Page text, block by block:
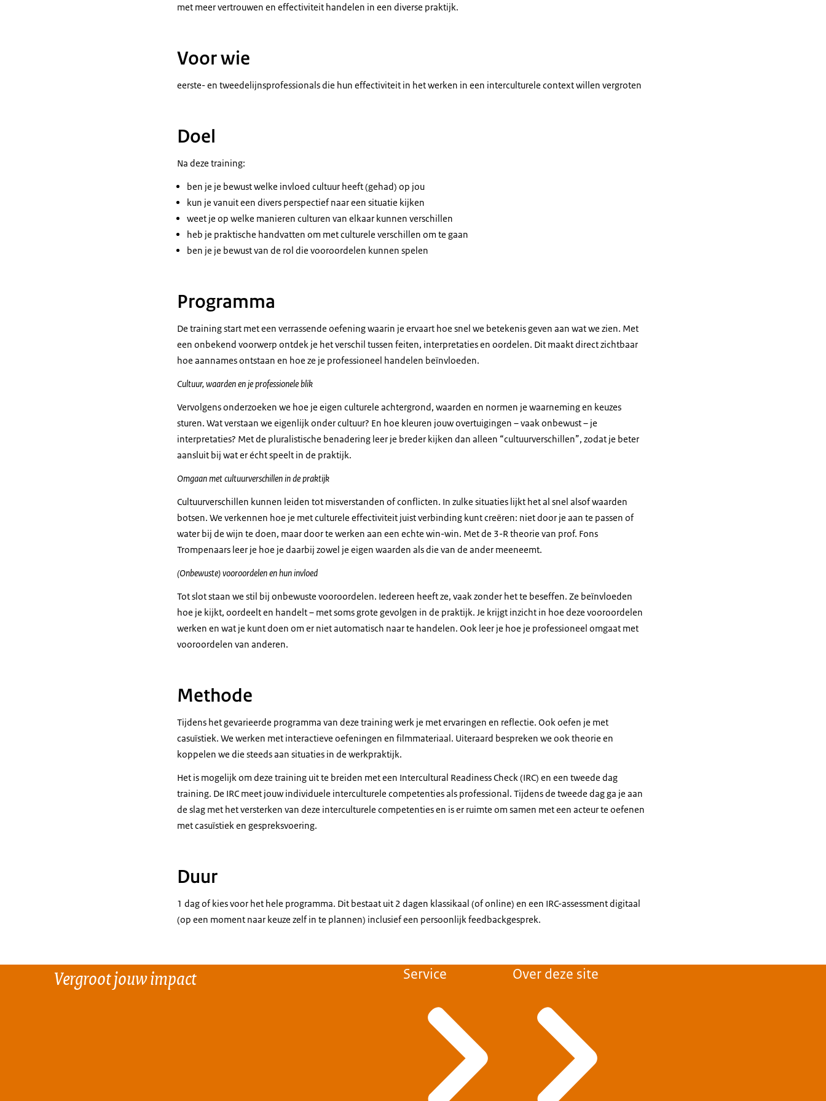
met meer vertrouwen en effectiviteit handelen in een diverse praktijk.
Voor wie
eerste- en tweedelijnsprofessionals die hun effectiviteit in het werken in een interculturele context willen vergroten
Doel
Na deze training:
ben je je bewust welke invloed cultuur heeft (gehad) op jou
kun je vanuit een divers perspectief naar een situatie kijken
weet je op welke manieren culturen van elkaar kunnen verschillen
heb je praktische handvatten om met culturele verschillen om te gaan
ben je je bewust van de rol die vooroordelen kunnen spelen
Programma
De training start met een verrassende oefening waarin je ervaart hoe snel we betekenis geven aan wat we zien. Met
een onbekend voorwerp ontdek je het verschil tussen feiten, interpretaties en oordelen. Dit maakt direct zichtbaar
hoe aannames ontstaan en hoe ze je professioneel handelen beïnvloeden.
Cultuur, waarden en je professionele blik
Vervolgens onderzoeken we hoe je eigen culturele achtergrond, waarden en normen je waarneming en keuzes
sturen. Wat verstaan we eigenlijk onder cultuur? En hoe kleuren jouw overtuigingen – vaak onbewust – je
interpretaties? Met de pluralistische benadering leer je breder kijken dan alleen “cultuurverschillen”, zodat je beter
aansluit bij wat er écht speelt in de praktijk.
Omgaan met cultuurverschillen in de praktijk
Cultuurverschillen kunnen leiden tot misverstanden of conflicten. In zulke situaties lijkt het al snel alsof waarden
botsen. We verkennen hoe je met culturele effectiviteit juist verbinding kunt creëren: niet door je aan te passen of
water bij de wijn te doen, maar door te werken aan een echte win-win. Met de 3-R theorie van prof. Fons
Trompenaars leer je hoe je daarbij zowel je eigen waarden als die van de ander meeneemt.
(Onbewuste) vooroordelen en hun invloed
Tot slot staan we stil bij onbewuste vooroordelen. Iedereen heeft ze, vaak zonder het te beseffen. Ze beïnvloeden
hoe je kijkt, oordeelt en handelt – met soms grote gevolgen in de praktijk. Je krijgt inzicht in hoe deze vooroordelen
werken en wat je kunt doen om er niet automatisch naar te handelen. Ook leer je hoe je professioneel omgaat met
vooroordelen van anderen.
Methode
Tijdens het gevarieerde programma van deze training werk je met ervaringen en reflectie. Ook oefen je met
casuïstiek. We werken met interactieve oefeningen en filmmateriaal. Uiteraard bespreken we ook theorie en
koppelen we die steeds aan situaties in de werkpraktijk.
Het is mogelijk om deze training uit te breiden met een Intercultural Readiness Check(IRC) en een tweede dag
training. De IRC meet jouw individuele interculturele competenties als professional. Tijdens de tweede dag ga je aan
de slag met het versterken van deze interculturele competenties en is er ruimte om samen met een acteur te oefenen
met casuïstiek en gespreksvoering.
Duur
1 dag of kies voor het hele programma. Dit bestaat uit 2 dagen klassikaal (of online) en een IRC-assessment digitaal
(op een moment naar keuze zelf in te plannen) inclusief een persoonlijk feedbackgesprek.
Vergroot jouw impact Service Over deze site